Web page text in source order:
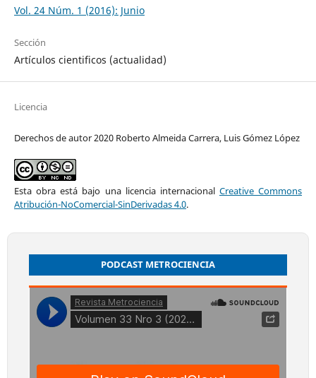
Vol. 24 Núm. 1 (2016): Junio
Sección
Artículos cientificos (actualidad)
Licencia
Derechos de autor 2020 Roberto Almeida Carrera, Luis Gómez López
Esta obra está bajo una licencia internacional Creative Commons
Atribución-NoComercial-SinDerivadas 4.0.
PODCAST METROCIENCIA